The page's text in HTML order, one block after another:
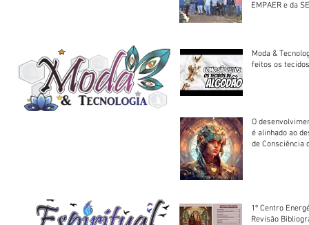
EMPAER e da
Moda &
feitos os
O
é alinhado ao
de Consciência
1º Centro
Revisão